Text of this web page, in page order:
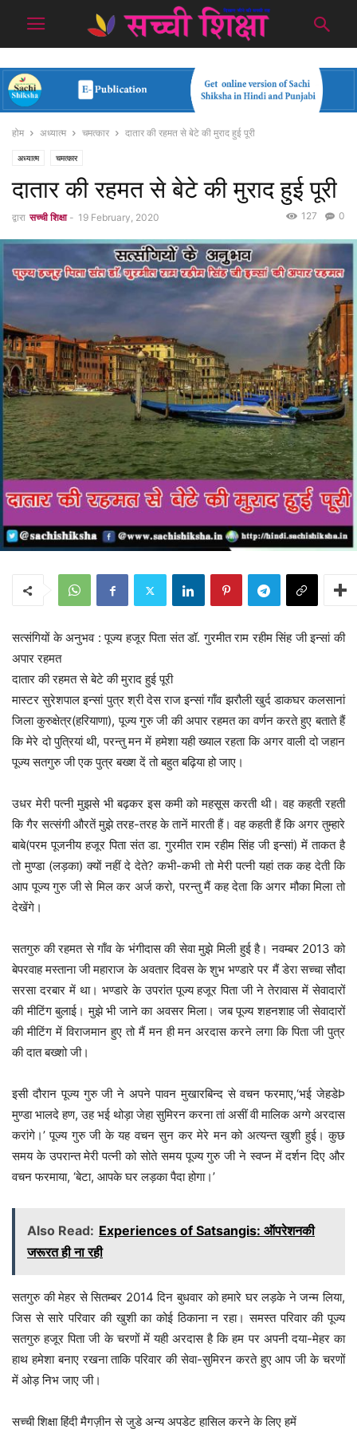
होम अध्यात्म चमत्कार दातार की रहमत से बेटे की मुराद हुई पूरी
अध्यात्म चमत्कार
दातार की रहमत से बेटे की मुराद हुई पूरी
द्वारा सच्ची शिक्षा - 19 February, 2020 0
127
सत्संगियों के अनुभव : पूज्य हजूर पिता संत डॉ. गुरमीत राम रहीम सिंह जी इन्सां की
अपार रहमत
दातार की रहमत से बेटे की मुराद हुई पूरी
मास्टर सुरेशपाल इन्सां पुत्र श्री देस राज इन्सां गाँव झरौली खुर्द डाकघर कलसानां
जिला कुरुक्षेत्र(हरियाणा), पूज्य गुरु जी की अपार रहमत का वर्णन करते हुए बताते हैं
कि मेरे दो पुत्रियां थी, परन्तु मन में हमेशा यही ख्याल रहता कि अगर वाली दो जहान
पूज्य सतगुरु जी एक पुत्र बख्श दें तो बहुत बढ़िया हो जाए।
उधर मेरी पत्नी मुझसे भी बढ़कर इस कमी को महसूस करती थी। वह कहती रहती
कि गैर सत्संगी औरतें मुझे तरह-तरह के तानें मारती हैं। वह कहती हैं कि अगर तुम्हारे
बाबे(परम पूजनीय हजूर पिता संत डा. गुरमीत राम रहीम सिंह जी इन्सां) में ताकत है
तो मुण्डा (लड़का) क्यों नहीं दे देते? कभी-कभी तो मेरी पत्नी यहां तक कह देती कि
आप पूज्य गुरु जी से मिल कर अर्ज करो, परन्तु मैं कह देता कि अगर मौका मिला तो
देखेंगे।
सतगुरु की रहमत से गाँव के भंगीदास की सेवा मुझे मिली हुई है। नवम्बर 2013 को
बेपरवाह मस्ताना जी महाराज के अवतार दिवस के शुभ भण्डारे पर मैं डेरा सच्चा सौदा
सरसा दरबार में था। भण्डारे के उपरांत पूज्य हजूर पिता जी ने तेरावास में सेवादारों
की मीटिंग बुलाई। मुझे भी जाने का अवसर मिला। जब पूज्य शहनशाह जी सेवादारों
की मीटिंग में विराजमान हुए तो मैं मन ही मन अरदास करने लगा कि पिता जी पुत्र
की दात बख्शो जी।
इसी दौरान पूज्य गुरु जी ने अपने पावन मुखारबिन्द से वचन फरमाए,‘भई जेहडेÞ
मुण्डा भालदे हण, उह भई थोड़ा जेहा सुमिरन करना तां असीं वी मालिक अग्गे अरदास
करांगे।’ पूज्य गुरु जी के यह वचन सुन कर मेरे मन को अत्यन्त खुशी हुई। कुछ
समय के उपरान्त मेरी पत्नी को सोते समय पूज्य गुरु जी ने स्वप्न में दर्शन दिए और
वचन फरमाया, ‘बेटा, आपके घर लड़का पैदा होगा।’
Also Read: Experiences of Satsangis: ऑपरेशनकी
जरूरत ही ना रही
सतगुरु की मेहर से सितम्बर 2014 दिन बुधवार को हमारे घर लड़के ने जन्म लिया,
जिस से सारे परिवार की खुशी का कोई ठिकाना न रहा। समस्त परिवार की पूज्य
सतगुरु हजूर पिता जी के चरणों में यही अरदास है कि हम पर अपनी दया-मेहर का
हाथ हमेशा बनाए रखना ताकि परिवार की सेवा-सुमिरन करते हुए आप जी के चरणों
में ओड़ निभ जाए जी।
सच्ची शिक्षा हिंदी मैगज़ीन से जुडे अन्य अपडेट हासिल करने के लिए हमें